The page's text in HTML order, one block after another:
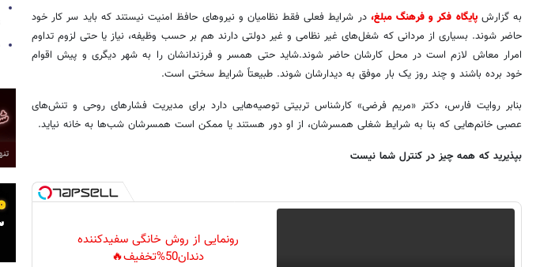
به گزارشپایگاه فکر و فرهنگ مبلغ، در شرایط فعلی فقط نظامیان و نیروهای حافظ امنیت نیستند که باید سر کار خود
حاضر شوند. بسیاری از مردانی که شغل‌های غیر نظامی و غیر دولتی دارند هم بر حسب وظیفه، نیاز یا حتی لزوم تداوم
امرار معاش لازم است در محل کارشان حاضر شوند.شاید حتی همسر و فرزندانشان را به شهر دیگری و پیش اقوام
خود برده باشند و چند روز یک بار موفق به دیدارشان شوند. طبیعتاً شرایط سختی است.
بنابر روایت فارس، دکتر «مریم فرضی» کارشناس تربیتی توصیه‌هایی دارد برای مدیریت فشارهای روحی و تنش‌های
عصبی خانم‌هایی که بنا به شرایط شغلی همسرشان، از او دور هستند یا ممکن است همسرشان شب‌ها به خانه نیاید.
بپذیرید که همه چیز در کنترل شما نیست
رونمایی از روش خانگی سفیدکننده
دندان50%تخفیف🔥